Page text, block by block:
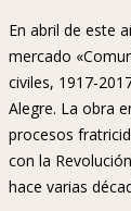
En abril de este
mercado
civiles, 1917-
Alegre. La obra
procesos
con la
hace varias